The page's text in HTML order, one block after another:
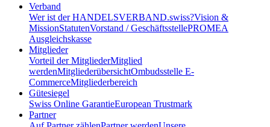
Verband
Wer ist der HANDELSVERBAND.swiss?Vision &
MissionStatutenVorstand / GeschäftsstellePROMEA
Ausgleichskasse
Mitglieder
Vorteil der MitgliederMitglied
werdenMitgliederübersichtOmbudsstelle E-
CommerceMitgliederbereich
Gütesiegel
Swiss Online GarantieEuropean Trustmark
Partner